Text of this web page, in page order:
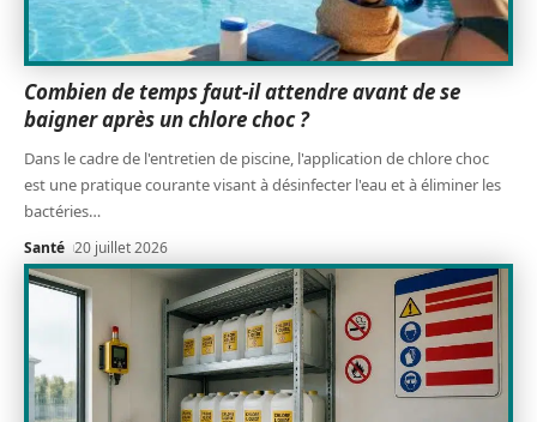
Combien de temps faut-il attendre avant de se
baigner après un chlore choc ?
Dans le cadre de l'entretien de piscine, l'application de chlore choc
est une pratique courante visant à désinfecter l'eau et à éliminer les
bactéries…
Santé 20 juillet 2026